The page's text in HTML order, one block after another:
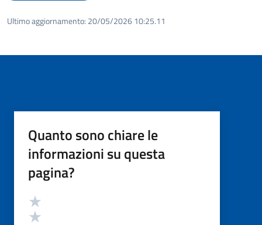
Ultimo aggiornamento: 20/05/2026 10:25.11
Quanto sono chiare le
informazioni su questa
pagina?
Valutazione